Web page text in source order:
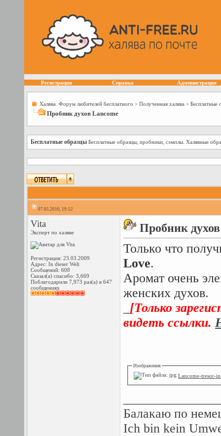
Регистрация Справка Администрация
Халява. Форум любителей бесплатного > Полученная халява > Бесплатные
Пробник духов Lancome
Бесплатные образцы Бесплатные образцы, пробники, сэмплы. Халявные
07.05.2010, 19:52
Vita
Эксперт по халяве
Регистрация: 23.03.2009
Адрес: In dieser Welt
Сообщений: 608
Сказал(а) спасибо: 3,669
Поблагодарили 7,973 раз(а) в 647
сообщениях
Пробник
Только что
Love.
Аромат очень
женских духов.
[Только
видеть ссылки.
Изображения
Lancome-tresor-
Балакаю по
Ich bin kein